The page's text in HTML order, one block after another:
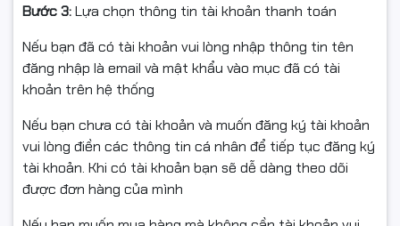
Game thủ eSports: CS2, Valorant, LOL, Dota 2
Game AAA: GTA V, Cyberpunk 2077, PUBG, Call of Duty
Streamer và người dùng sáng tạo nội dung cơ bản
Khi kết hợp cùng VGA như RTX 3050, RTX 4060 hoặc
RX 7600, CPU mang lại FPS ổn định và tối ưu hiệu năng
chơi game ở độ phân giải Full HD và 2K.
Hỗ trợ DDR5 và DDR4 – Dễ
Bước 3:Lựa chọn thông tin tài khoản thanh toán
Nếu bạn đã có tài khoản vui lòng nhập thông tin tên
đăng nhập là email và mật khẩu vào mục đã có tài
khoản trên hệ thống
Nếu bạn chưa có tài khoản và muốn đăng ký tài khoản
vui lòng điền các thông tin cá nhân để tiếp tục đăng ký
tài khoản. Khi có tài khoản bạn sẽ dễ dàng theo dõi
được đơn hàng của mình